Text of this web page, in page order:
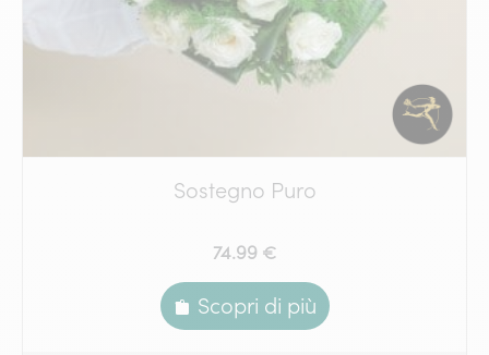
Sostegno Puro
74.99 €
Scopri di più